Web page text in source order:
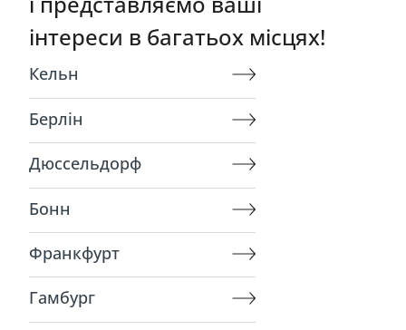
інтереси в багатьох місцях!
Кельн
Берлін
Дюссельдорф
Бонн
Франкфурт
Гамбург